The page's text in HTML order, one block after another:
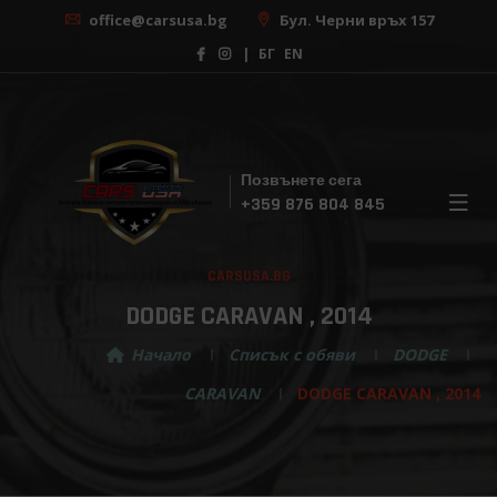
office@carsusa.bg Бул. Черни връх 157
| БГ EN
Позвънете сега
+359 876 804 845 ×
Безплатна консултация
С нашата помощ, изборът на вашата мечтана
кола никога не е бил толкова лесен! Регистрирай
се за безплатна консултация сега!
Изберете марка ...
CARSUSA.BG
DODGE CARAVAN , 2014
Начало Списък с обяви
DODGE
CARAVAN
DODGE CARAVAN , 2014